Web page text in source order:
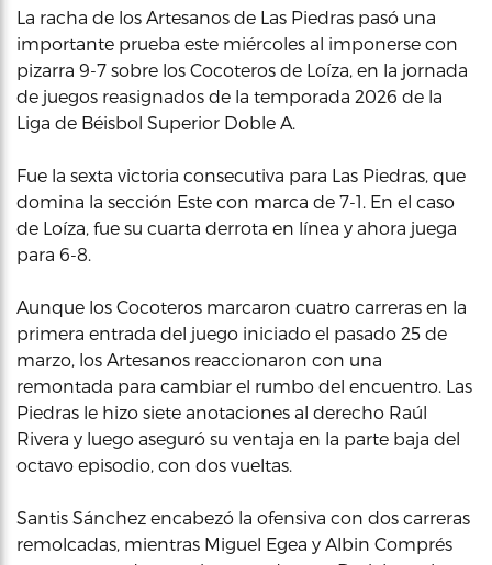
La racha de los Artesanos de Las Piedras pasó una
importante prueba este miércoles al imponerse con
pizarra 9-7 sobre los Cocoteros de Loíza, en la jornada
de juegos reasignados de la temporada 2026 de la
Liga de Béisbol Superior Doble A.
Fue la sexta victoria consecutiva para Las Piedras, que
domina la sección Este con marca de 7-1. En el caso
de Loíza, fue su cuarta derrota en línea y ahora juega
para 6-8.
Aunque los Cocoteros marcaron cuatro carreras en la
primera entrada del juego iniciado el pasado 25 de
marzo, los Artesanos reaccionaron con una
remontada para cambiar el rumbo del encuentro. Las
Piedras le hizo siete anotaciones al derecho Raúl
Rivera y luego aseguró su ventaja en la parte baja del
octavo episodio, con dos vueltas.
Santis Sánchez encabezó la ofensiva con dos carreras
remolcadas, mientras Miguel Egea y Albin Comprés